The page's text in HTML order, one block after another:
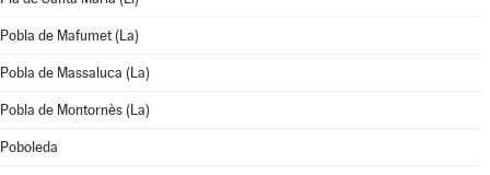
Pobla de Mafumet (La)
Pobla de Massaluca (La)
Pobla de Montornès (La)
Poboleda